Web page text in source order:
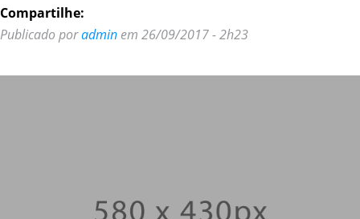
Compartilhe:
Publicado poradmin em 26/09/2017 - 2h23